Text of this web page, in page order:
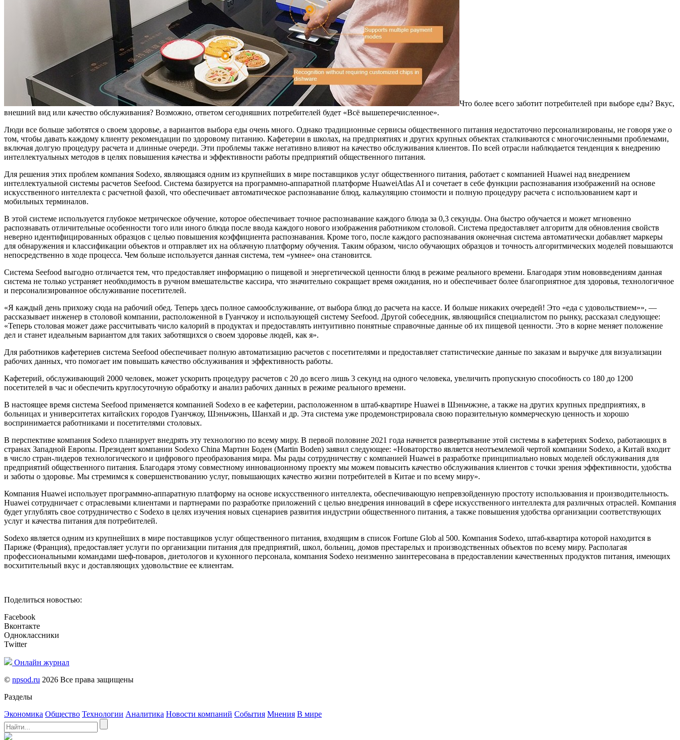
Что более всего заботит потребителей при выборе еды? Вкус,
внешний вид или качество обслуживания? Возможно, ответом сегодняшних потребителей будет «Всё вышеперечисленное».
Люди все больше заботятся о своем здоровье, а вариантов выбора еды очень много. Однако традиционные сервисы общественного питания недостаточно персонализированы, не говоря уже о
том, чтобы давать каждому клиенту рекомендации по здоровому питанию. Кафетерии в школах, на предприятиях и других крупных объектах сталкиваются с многочисленными проблемами,
включая долгую процедуру расчета и длинные очереди. Эти проблемы также негативно влияют на качество обслуживания клиентов. По всей отрасли наблюдается тенденция к внедрению
интеллектуальных методов в целях повышения качества и эффективности работы предприятий общественного питания.
Для решения этих проблем компания Sodexo, являющаяся одним из крупнейших в мире поставщиков услуг общественного питания, работает с компанией Huawei над внедрением
интеллектуальной системы расчетов Seefood. Система базируется на программно-аппаратной платформе HuaweiAtlas AI и сочетает в себе функции распознавания изображений на основе
искусственного интеллекта с расчетной фазой, что обеспечивает автоматическое распознавание блюд, калькуляцию стоимости и полную процедуру расчета с использованием карт и
мобильных терминалов.
В этой системе используется глубокое метрическое обучение, которое обеспечивает точное распознавание каждого блюда за 0,3 секунды. Она быстро обучается и может мгновенно
распознавать отличительные особенности того или иного блюда после ввода каждого нового изображения работником столовой. Система предоставляет алгоритм для обновления свойств
неверно идентифицированных образцов с целью повышения коэффициента распознавания. Кроме того, после каждого распознавания оконечная система автоматически добавляет маркеры
для обнаружения и классификации объектов и отправляет их на облачную платформу обучения. Таким образом, число обучающих образцов и точность алгоритмических моделей повышаются
непосредственно в ходе процесса. Чем больше используется данная система, тем «умнее» она становится.
Система Seefood выгодно отличается тем, что предоставляет информацию о пищевой и энергетической ценности блюд в режиме реального времени. Благодаря этим нововведениям данная
система не только устраняет необходимость в ручном вмешательстве кассира, что значительно сокращает время ожидания, но и обеспечивает более благоприятное для здоровья, технологичное
и персонализированное обслуживание посетителей.
«Я каждый день прихожу сюда на рабочий обед. Теперь здесь полное самообслуживание, от выбора блюд до расчета на кассе. И больше никаких очередей! Это «еда с удовольствием»», —
рассказывает инженер в столовой компании, расположенной в Гуанчжоу и использующей систему Seefood. Другой собеседник, являющийся специалистом по рынку, рассказал следующее:
«Теперь столовая может даже рассчитывать число калорий в продуктах и предоставлять интуитивно понятные справочные данные об их пищевой ценности. Это в корне меняет положение
дел и станет идеальным вариантом для таких заботящихся о своем здоровье людей, как я».
Для работников кафетериев система Seefood обеспечивает полную автоматизацию расчетов с посетителями и предоставляет статистические данные по заказам и выручке для визуализации
рабочих данных, что помогает им повышать качество обслуживания и эффективность работы.
Кафетерий, обслуживающий 2000 человек, может ускорить процедуру расчетов с 20 до всего лишь 3 секунд на одного человека, увеличить пропускную способность со 180 до 1200
посетителей в час и обеспечить круглосуточную обработку и анализ рабочих данных в режиме реального времени.
В настоящее время система Seefood применяется компанией Sodexo в ее кафетерии, расположенном в штаб-квартире Huawei в Шэньчжэне, а также на других крупных предприятиях, в
больницах и университетах китайских городов Гуанчжоу, Шэньчжэнь, Шанхай и др. Эта система уже продемонстрировала свою поразительную коммерческую ценность и хорошо
воспринимается работниками и посетителями столовых.
В перспективе компания Sodexo планирует внедрять эту технологию по всему миру. В первой половине 2021 года начнется развертывание этой системы в кафетериях Sodexo, работающих в
странах Западной Европы. Президент компании Sodexo China Мартин Боден (Martin Boden) заявил следующее: «Новаторство является неотъемлемой чертой компании Sodexo, а Китай входит
в число стран-лидеров технологического и цифрового преобразования мира. Мы рады сотрудничеству с компанией Huawei в разработке принципиально новых моделей обслуживания для
предприятий общественного питания. Благодаря этому совместному инновационному проекту мы можем повысить качество обслуживания клиентов с точки зрения эффективности, удобства
и заботы о здоровье. Мы стремимся к совершенствованию услуг, повышающих качество жизни потребителей в Китае и по всему миру».
Компания Huawei использует программно-аппаратную платформу на основе искусственного интеллекта, обеспечивающую непревзойденную простоту использования и производительность.
Huawei сотрудничает с отраслевыми клиентами и партнерами по разработке приложений с целью внедрения инноваций в сфере искусственного интеллекта для различных отраслей. Компания
будет углублять свое сотрудничество с Sodexo в целях изучения новых сценариев развития индустрии общественного питания, а также повышения удобства организации соответствующих
услуг и качества питания для потребителей.
Sodexo является одним из крупнейших в мире поставщиков услуг общественного питания, входящим в список Fortune Glob al 500. Компания Sodexo, штаб-квартира которой находится в
Париже (Франция), предоставляет услуги по организации питания для предприятий, школ, больниц, домов престарелых и производственных объектов по всему миру. Располагая
профессиональными командами шеф-поваров, диетологов и кухонного персонала, компания Sodexo неизменно заинтересована в предоставлении качественных продуктов питания, имеющих
восхитительный вкус и доставляющих удовольствие ее клиентам.
Поделиться новостью:
Facebook
Вконтакте
Одноклассники
Twitter
Онлайн журнал
© npsod.ru 2026 Все права защищены
Разделы
Экономика Общество Технологии Аналитика Новости компаний События Мнения В мире